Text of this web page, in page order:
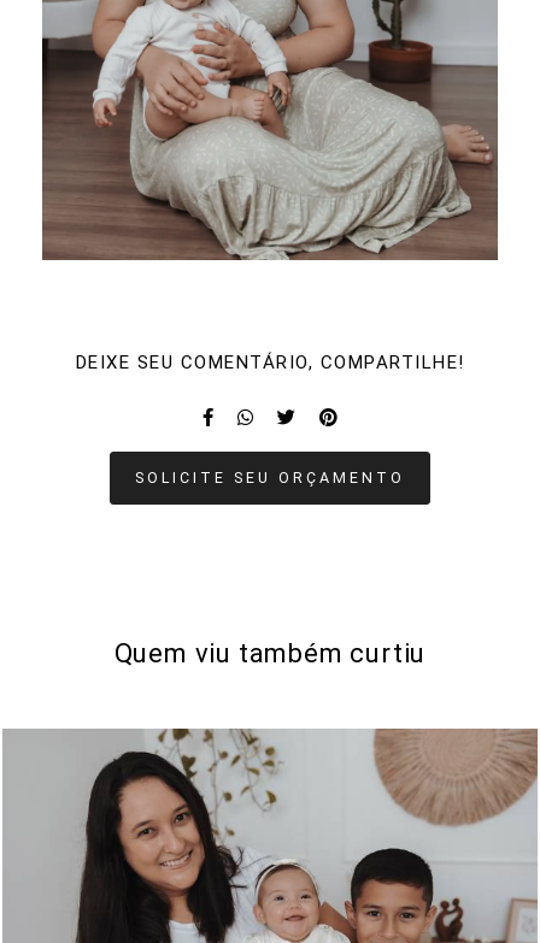
DEIXE SEU COMENTÁRIO, COMPARTILHE!
SOLICITE SEU ORÇAMENTO
Quem viu também curtiu